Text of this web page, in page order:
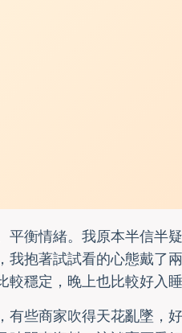
衡情緒。我原本半信半
抱著試試看的心態戴了
穩定，晚上也比較好入睡
些商家吹得天花亂墜，